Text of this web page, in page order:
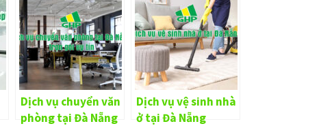
Dịch vụ chuyển văn
phòng tại Đà Nẵng
Dịch vụ vệ sinh nhà
ở tại Đà Nẵng